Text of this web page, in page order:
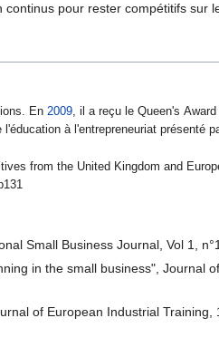
pour rester compétitifs sur
En2009, il a reçu le Queen's
à l'entrepreneuriat présenté
from the United Kingdom and
Small Business Journal, Vol 1,
in the small business", Journal
of European Industrial Training,